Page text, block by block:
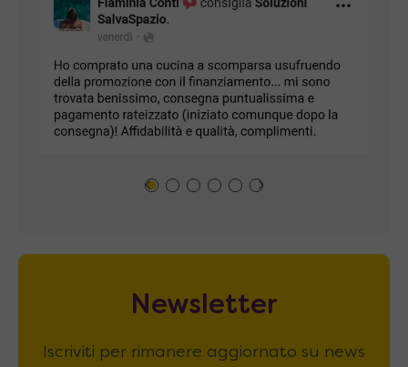
Newsletter
Iscriviti per rimanere aggiornato su news